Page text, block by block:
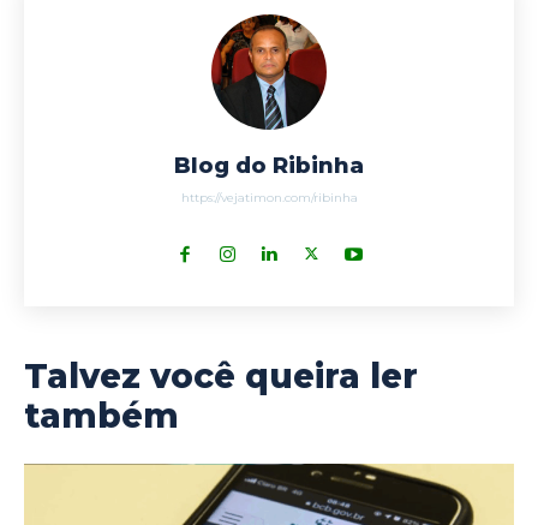
Blog do Ribinha
https://vejatimon.com/ribinha
Talvez você queira ler
também